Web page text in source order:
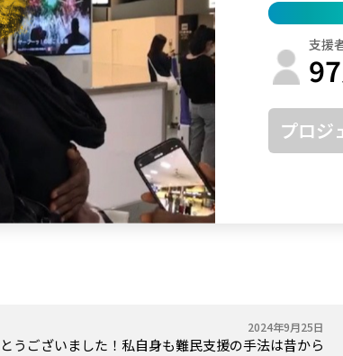
徳島 香川 愛媛 高知
福岡 佐賀 熊本 大分 鹿児島
支援
97
プロジ
2024年9月25日
うございました！私自身も難民支援の手法は昔から